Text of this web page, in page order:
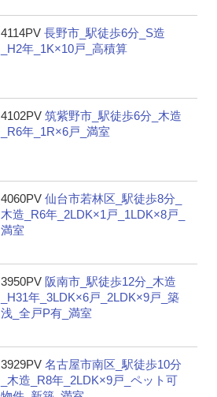
4114PV 長野市_駅徒歩6分_S造
_H2年_1K×10戸_高積算
4102PV 筑紫野市_駅徒歩6分_木造
_R6年_1R×6戸_満室
4060PV 仙台市若林区_駅徒歩8分_
木造_R6年_2LDK×1戸_1LDK×8戸_
満室
3950PV 阪南市_駅徒歩12分_木造
_H31年_3LDK×6戸_2LDK×9戸_築
浅_全戸P有_満室
3929PV 名古屋市南区_駅徒歩10分
_木造_R8年_2LDK×9戸_ペット可